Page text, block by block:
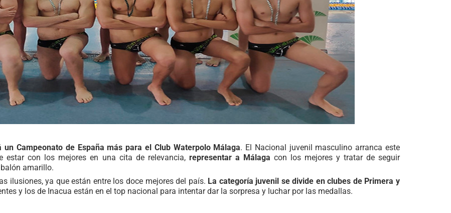
un Campeonato de España más para el Club Waterpolo Málaga. El Nacional juvenil masculino arranca este
estar con los mejores en una cita de relevancia, representar a Málaga con los mejores y tratar de seguir
amarillo.
ilusiones, ya que están entre los doce mejores del país. La categoría juvenil se divide en clubes de Primera y
y los de Inacua están en el top nacional para intentar dar la sorpresa y luchar por las medallas.